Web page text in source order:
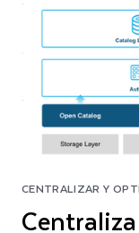
CENTRALIZAR Y